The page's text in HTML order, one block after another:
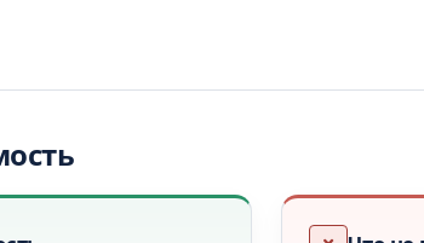
Каппадокии
с остановкой на завтрак в районе
, духовный и культурный центр
памятников сельджукской эпохи на